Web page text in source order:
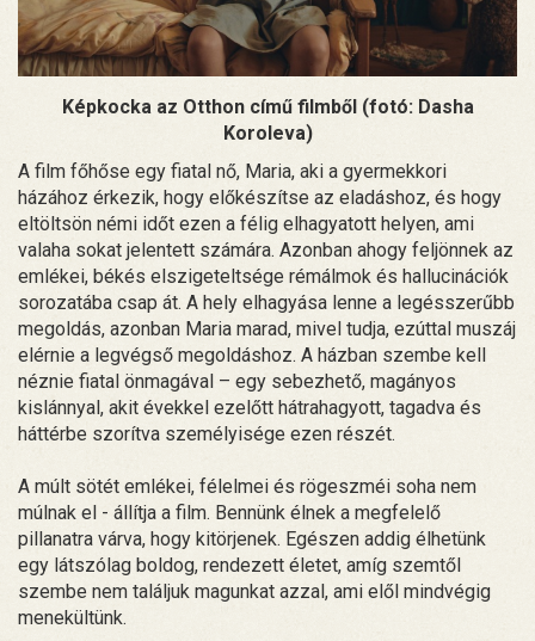
Képkocka az Otthon című filmből (fotó: Dasha
Koroleva)
A film főhőse egy fiatal nő, Maria, aki a gyermekkori
házához érkezik, hogy előkészítse az eladáshoz, és hogy
eltöltsön némi időt ezen a félig elhagyatott helyen, ami
valaha sokat jelentett számára. Azonban ahogy feljönnek az
emlékei, békés elszigeteltsége rémálmok és hallucinációk
sorozatába csap át. A hely elhagyása lenne a legésszerűbb
megoldás, azonban Maria marad, mivel tudja, ezúttal muszáj
elérnie a legvégső megoldáshoz. A házban szembe kell
néznie fiatal önmagával – egy sebezhető, magányos
kislánnyal, akit évekkel ezelőtt hátrahagyott, tagadva és
háttérbe szorítva személyisége ezen részét.
A múlt sötét emlékei, félelmei és rögeszméi soha nem
múlnak el - állítja a film. Bennünk élnek a megfelelő
pillanatra várva, hogy kitörjenek. Egészen addig élhetünk
egy látszólag boldog, rendezett életet, amíg szemtől
szembe nem találjuk magunkat azzal, ami elől mindvégig
menekültünk.